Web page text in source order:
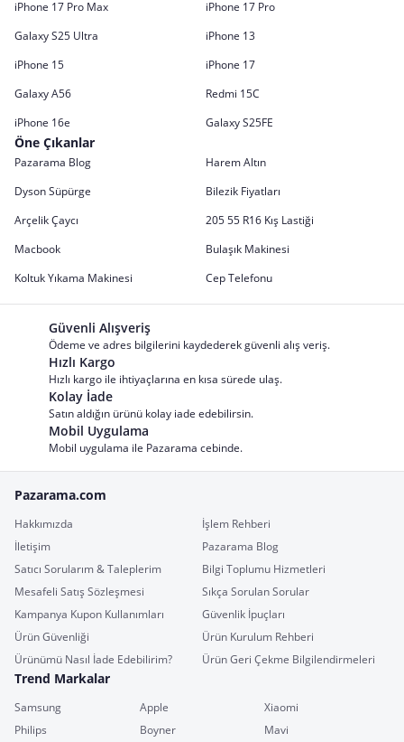
iPhone 17 Pro Max
iPhone 17 Pro
Galaxy S25 Ultra
iPhone 13
iPhone 15
iPhone 17
Galaxy A56
Redmi 15C
iPhone 16e
Galaxy S25FE
Öne Çıkanlar
Pazarama Blog
Harem Altın
Dyson Süpürge
Bilezik Fiyatları
Arçelik Çaycı
205 55 R16 Kış Lastiği
Macbook
Bulaşık Makinesi
Koltuk Yıkama Makinesi
Cep Telefonu
Güvenli Alışveriş
Ödeme ve adres bilgilerini kaydederek güvenli alış veriş.
Hızlı Kargo
Hızlı kargo ile ihtiyaçlarına en kısa sürede ulaş.
Kolay İade
Satın aldığın ürünü kolay iade edebilirsin.
Mobil Uygulama
Mobil uygulama ile Pazarama cebinde.
Pazarama.com
Hakkımızda
İşlem Rehberi
İletişim
Pazarama Blog
Satıcı Sorularım & Taleplerim
Bilgi Toplumu Hizmetleri
Mesafeli Satış Sözleşmesi
Sıkça Sorulan Sorular
Kampanya Kupon Kullanımları
Güvenlik İpuçları
Ürün Güvenliği
Ürün Kurulum Rehberi
Ürünümü Nasıl İade Edebilirim?
Ürün Geri Çekme Bilgilendirmeleri
Trend Markalar
Samsung Apple
Xiaomi
Philips
Boyner
Mavi